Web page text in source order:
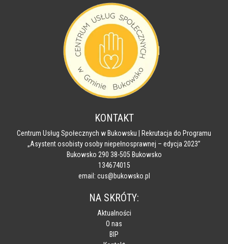
KONTAKT
Centrum Usług Społecznych w Bukowsku | Rekrutacja do Programu
„Asystent osobisty osoby niepełnosprawnej – edycja 2023”
Bukowsko 290 38-505 Bukowsko
134674015
email: cus@bukowsko.pl
NA SKRÓTY:
Aktualności
O nas
BIP